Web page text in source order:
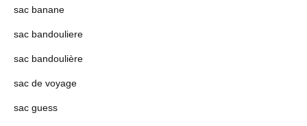
sac banane
sac bandouliere
sac bandoulière
sac de voyage
sac guess